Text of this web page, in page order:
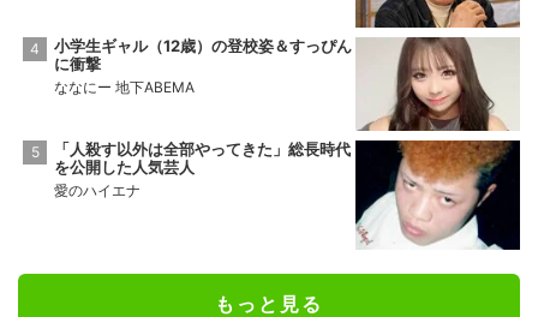
小学生ギャル（12歳）の登校姿＆すっぴん
に衝撃
ななにー 地下ABEMA
「人殺す以外は全部やってきた」総長時代
を公開した人気芸人
愛のハイエナ
もっと見る